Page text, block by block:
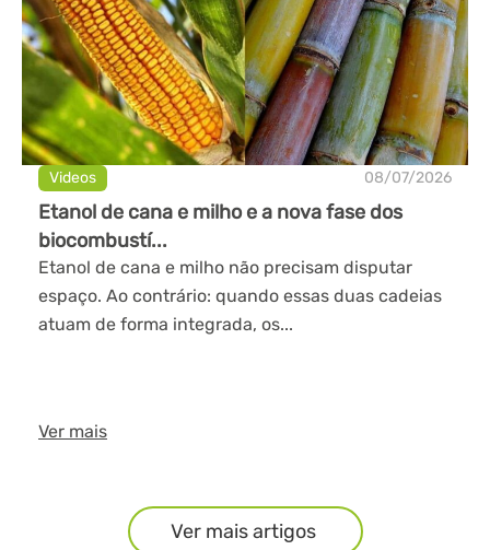
Videos 08/07/2026
Etanol de cana e milho e a nova fase dos
biocombustí...
Etanol de cana e milho não precisam disputar
espaço. Ao contrário: quando essas duas cadeias
atuam de forma integrada, os...
Ver mais
Ver mais artigos